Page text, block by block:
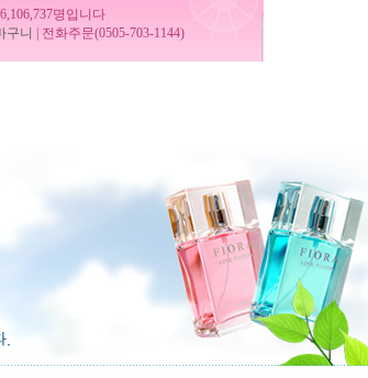
명입니다
구니 | 전화주문(0505-703-1144)